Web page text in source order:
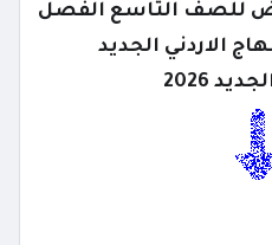
للصف التاسع الفصل
2026